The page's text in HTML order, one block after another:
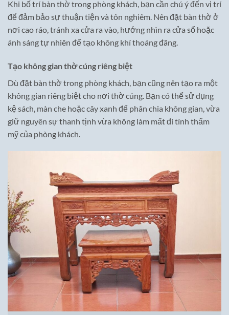
Khi bố trí bàn thờ trong phòng khách, bạn cần chú ý đến vị trí
để đảm bảo sự thuận tiện và tôn nghiêm. Nên đặt bàn thờ ở
nơi cao ráo, tránh xa cửa ra vào, hướng nhìn ra cửa sổ hoặc
ánh sáng tự nhiên để tạo không khí thoáng đãng.
Tạo không gian thờ cúng riêng biệt
Dù đặt bàn thờ trong phòng khách, bạn cũng nên tạo ra một
không gian riêng biệt cho nơi thờ cúng. Bạn có thể sử dụng
kệ sách, màn che hoặc cây xanh để phân chia không gian, vừa
giữ nguyên sự thanh tịnh vừa không làm mất đi tính thẩm
mỹ của phòng khách.